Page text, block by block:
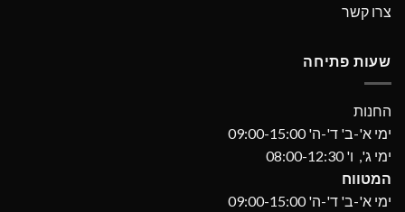
צרו קשר
שעות פתיחה
החנות
ימי א'-ב' ד'-ה' 09:00-15:00
ימי ג', ו' 08:00-12:30
המטווח
ימי א'-ב' ד'-ה' 09:00-15:00